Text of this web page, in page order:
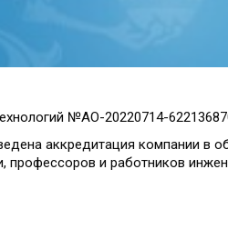
№АО-20220714-
аккредитация компании в
и работников